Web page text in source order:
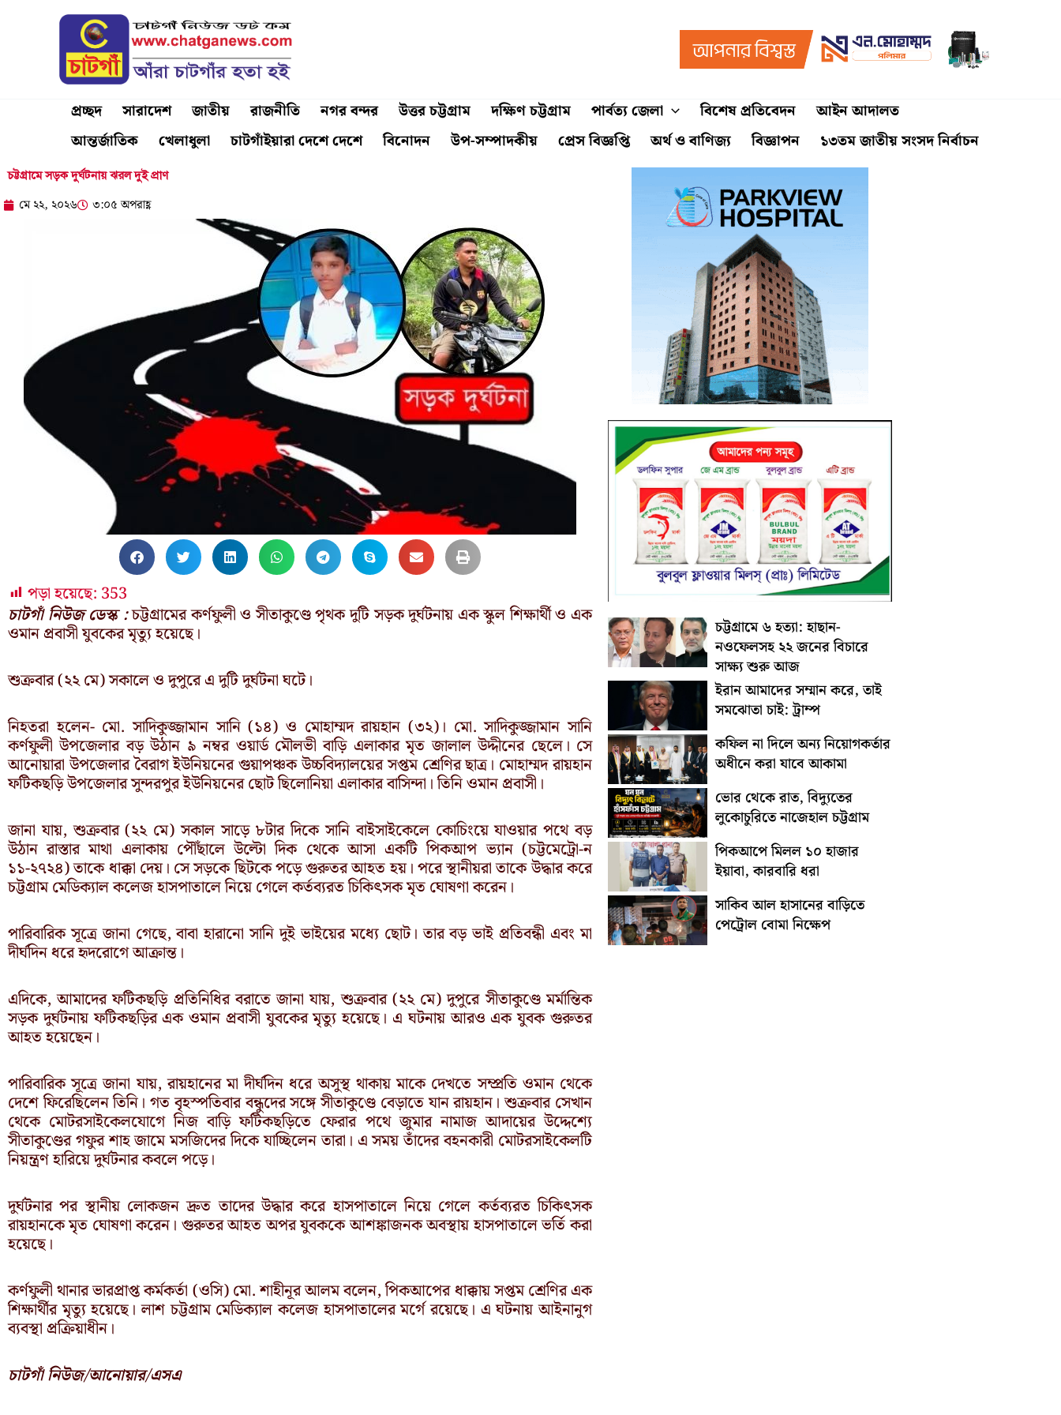
প্রচ্ছদ সারাদেশ জাতীয় রাজনীতি নগর বন্দর উত্তর চট্টগ্রাম দক্ষিণ চট্টগ্রাম পার্বত্য জেলা বিশেষ প্রতিবেদন
আইন আদালত
আন্তর্জাতিক
খেলাধুলা চাটগাঁইয়ারা দেশে দেশে বিনোদন উপ-সম্পাদকীয় প্রেস বিজ্ঞপ্তি অর্থ ও বাণিজ্য বিজ্ঞাপন ১৩তম জাতীয় সংসদ নির্বাচন
চট্টগ্রামে সড়ক দুর্ঘটনায় ঝরল দুই প্রাণ
মে ২২, ২০২৬ ৩:০৫ অপরাহ্ণ
পড়া হয়েছে: 353
চাটগাঁ নিউজ ডেস্ক :চট্টগ্রামের কর্ণফুলী ও সীতাকুণ্ডে পৃথক দুটি সড়ক দুর্ঘটনায় এক স্কুল শিক্ষার্থী ও এক
ওমান প্রবাসী যুবকের মৃত্যু হয়েছে।
শুক্রবার (২২ মে) সকালে ও দুপুরে এ দুটি দুর্ঘটনা ঘটে।
নিহতরা হলেন- মো. সাদিকুজ্জামান সানি (১৪) ও মোহাম্মদ রায়হান (৩২)। মো. সাদিকুজ্জামান সানি
কর্ণফুলী উপজেলার বড় উঠান ৯ নম্বর ওয়ার্ড মৌলভী বাড়ি এলাকার মৃত জালাল উদ্দীনের ছেলে। সে
আনোয়ারা উপজেলার বৈরাগ ইউনিয়নের গুয়াপঞ্চক উচ্চবিদ্যালয়ের সপ্তম শ্রেণির ছাত্র। মোহাম্মদ রায়হান
ফটিকছড়ি উপজেলার সুন্দরপুর ইউনিয়নের ছোট ছিলোনিয়া এলাকার বাসিন্দা। তিনি ওমান প্রবাসী।
জানা যায়, শুক্রবার (২২ মে) সকাল সাড়ে ৮টার দিকে সানি বাইসাইকেলে কোচিংয়ে যাওয়ার পথে বড়
উঠান রাস্তার মাথা এলাকায় পৌঁছালে উল্টো দিক থেকে আসা একটি পিকআপ ভ্যান (চট্টমেট্রো-ন
১১-২৭২৪) তাকে ধাক্কা দেয়। সে সড়কে ছিটকে পড়ে গুরুতর আহত হয়। পরে স্থানীয়রা তাকে উদ্ধার করে
চট্টগ্রাম মেডিক্যাল কলেজ হাসপাতালে নিয়ে গেলে কর্তব্যরত চিকিৎসক মৃত ঘোষণা করেন।
পারিবারিক সূত্রে জানা গেছে, বাবা হারানো সানি দুই ভাইয়ের মধ্যে ছোট। তার বড় ভাই প্রতিবন্ধী এবং মা
দীর্ঘদিন ধরে হৃদরোগে আক্রান্ত।
এদিকে, আমাদের ফটিকছড়ি প্রতিনিধির বরাতে জানা যায়, শুক্রবার (২২ মে) দুপুরে সীতাকুণ্ডে মর্মান্তিক
সড়ক দুর্ঘটনায় ফটিকছড়ির এক ওমান প্রবাসী যুবকের মৃত্যু হয়েছে। এ ঘটনায় আরও এক যুবক গুরুতর
আহত হয়েছেন।
পারিবারিক সূত্রে জানা যায়, রায়হানের মা দীর্ঘদিন ধরে অসুস্থ থাকায় মাকে দেখতে সম্প্রতি ওমান থেকে
দেশে ফিরেছিলেন তিনি। গত বৃহস্পতিবার বন্ধুদের সঙ্গে সীতাকুণ্ডে বেড়াতে যান রায়হান। শুক্রবার সেখান
থেকে মোটরসাইকেলযোগে নিজ বাড়ি ফটিকছড়িতে ফেরার পথে জুমার নামাজ আদায়ের উদ্দেশ্যে
সীতাকুণ্ডের গফুর শাহ জামে মসজিদের দিকে যাচ্ছিলেন তারা। এ সময় তাঁদের বহনকারী মোটরসাইকেলটি
নিয়ন্ত্রণ হারিয়ে দুর্ঘটনার কবলে পড়ে।
দুর্ঘটনার পর স্থানীয় লোকজন দ্রুত তাদের উদ্ধার করে হাসপাতালে নিয়ে গেলে কর্তব্যরত চিকিৎসক
রায়হানকে মৃত ঘোষণা করেন। গুরুতর আহত অপর যুবককে আশঙ্কাজনক অবস্থায় হাসপাতালে ভর্তি করা
হয়েছে।
কর্ণফুলী থানার ভারপ্রাপ্ত কর্মকর্তা (ওসি) মো. শাহীনূর আলম বলেন, পিকআপের ধাক্কায় সপ্তম শ্রেণির এক
শিক্ষার্থীর মৃত্যু হয়েছে। লাশ চট্টগ্রাম মেডিক্যাল কলেজ হাসপাতালের মর্গে রয়েছে। এ ঘটনায় আইনানুগ
ব্যবস্থা প্রক্রিয়াধীন।
চাটগাঁ নিউজ/আনোয়ার/এসএ
চট্টগ্রামে ৬ হত্যা: হাছান-
নওফেলসহ ২২ জনের বিচারে
সাক্ষ্য শুরু আজ
ইরান আমাদের সম্মান করে, তাই
সমঝোতা চাই: ট্রাম্প
কফিল না দিলে অন্য নিয়োগকর্তার
অধীনে করা যাবে আকামা
ভোর থেকে রাত, বিদ্যুতের
লুকোচুরিতে নাজেহাল চট্টগ্রাম
পিকআপে মিলল ১০ হাজার
ইয়াবা, কারবারি ধরা
সাকিব আল হাসানের বাড়িতে
পেট্রোল বোমা নিক্ষেপ